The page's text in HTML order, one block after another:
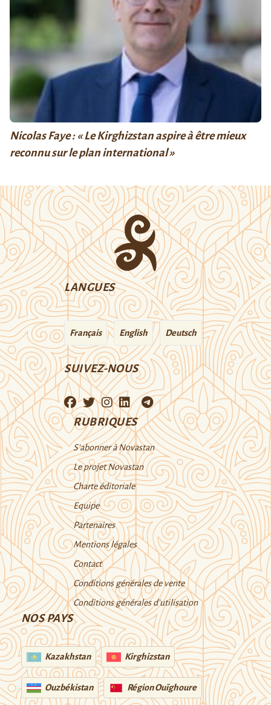
Nicolas Faye : « Le Kirghizstan aspire à être mieux
reconnu sur le plan international »
LANGUES
Français English Deutsch
SUIVEZ-NOUS
RUBRIQUES
S’abonner à Novastan
Le projet Novastan
Charte éditoriale
Equipe
Partenaires
Mentions légales
Contact
Conditions générales de vente
Conditions générales d’utilisation
NOS PAYS
Kazakhstan Kirghizstan
Ouzbékistan Région Ouïghoure